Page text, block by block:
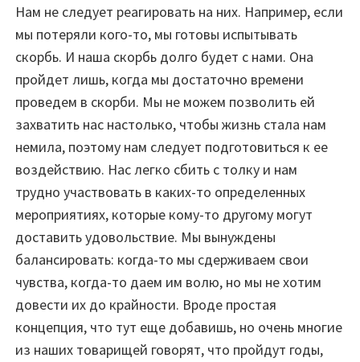
Нам не следует реагировать на них. Например, если
мы потеряли кого-то, мы готовы испытывать
скорбь. И наша скорбь долго будет с нами. Она
пройдет лишь, когда мы достаточно времени
проведем в скорби. Мы не можем позволить ей
захватить нас настолько, чтобы жизнь стала нам
немила, поэтому нам следует подготовиться к ее
воздействию. Нас легко сбить с толку и нам
трудно участвовать в каких-то определенных
мероприятиях, которые кому-то другому могут
доставить удовольствие. Мы вынуждены
балансировать: когда-то мы сдерживаем свои
чувства, когда-то даем им волю, но мы не хотим
довести их до крайности. Вроде простая
концепция, что тут еще добавишь, но очень многие
из наших товарищей говорят, что пройдут годы,